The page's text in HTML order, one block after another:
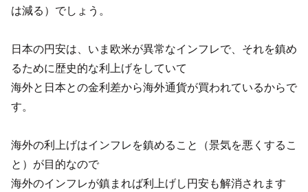
は減る）でしょう。
日本の円安は、いま欧米が異常なインフレで、それを鎮め
るために歴史的な利上げをしていて
海外と日本との金利差から海外通貨が買われているからで
す。
海外の利上げはインフレを鎮めること（景気を悪くするこ
と）が目的なので
海外のインフレが鎮まれば利上げし円安も解消されます